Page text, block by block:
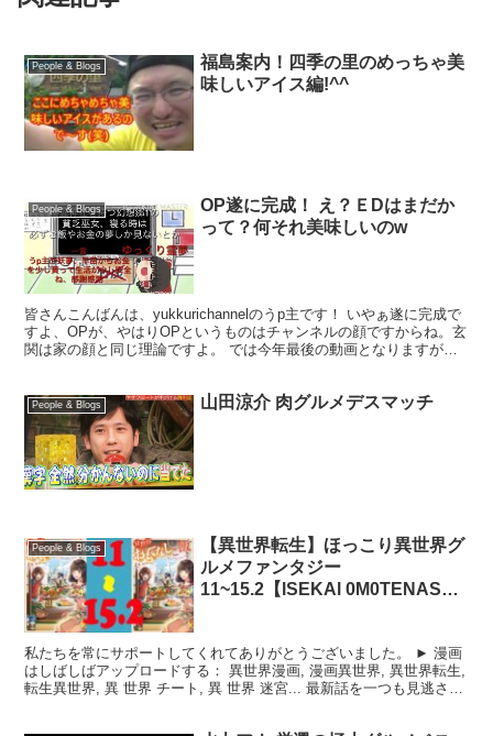
People & Blogs
福島案内！四季の里のめっちゃ美
味しいアイス編!^^
People & Blogs
OP遂に完成！ え？ＥDはまだか
って？何それ美味しいのw
皆さんこんばんは、yukkurichannelのうp主です！ いやぁ遂に完成で
すよ、OPが、やはりOPというものはチャンネルの顔ですからね。玄
関は家の顔と同じ理論ですよ。 では今年最後の動画となりますがい
People & Blogs 山田涼介 肉グルメデスマッチ
People & Blogs
【異世界転生】ほっこり異世界グ
ルメファンタジー
11~15.2【lSEKAl 0M0TENASHl
私たちを常にサポートしてくれてありがとうございました。 ► 漫画
はしばしばアップロードする： 異世界漫画, 漫画異世界, 異世界転生,
転生異世界, 異 世界 チート, 異 世界 迷宮... 最新話を一つも見逃さな